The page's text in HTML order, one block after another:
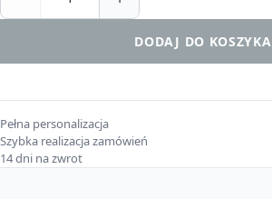
DODAJ DO KOSZYKA
Pełna personalizacja
Szybka realizacja zamówień
14 dni na zwrot